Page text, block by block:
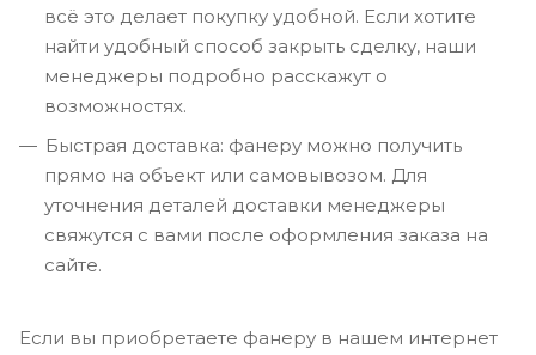
всё это делает покупку удобной. Если хотите
найти удобный способ закрыть сделку, наши
менеджеры подробно расскажут о
возможностях.
Быстрая доставка: фанеру можно получить
прямо на объект или самовывозом. Для
уточнения деталей доставки менеджеры
свяжутся с вами после оформления заказа на
сайте.
Если вы приобретаете фанеру в нашем интернет